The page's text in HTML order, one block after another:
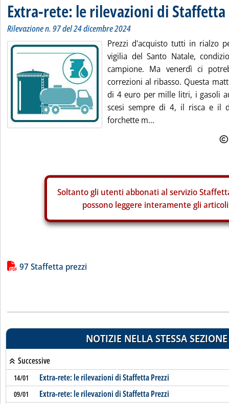
Extra-rete: le rilevazioni di Staffetta
Rilevazione n. 97 del 24 dicembre 2024
Prezzi d'acquisto tutti in rialzo
vigilia del Santo Natale,
campione. Ma venerdì ci
correzioni al ribasso. Questa
di 4 euro per mille litri, i gasoli
scesi sempre di 4, il risca e il
forchette m...
Soltanto gli utenti abbonati al servizio
possono leggere interamente gli
Lista allegati PDF alla notizia
97 Staffetta prezzi
NOTIZIE NELLA STESSA SEZIONE
Successive
14/01 Extra-rete: le rilevazioni di Staffetta Prezzi
09/01 Extra-rete: le rilevazioni di Staffetta Prezzi